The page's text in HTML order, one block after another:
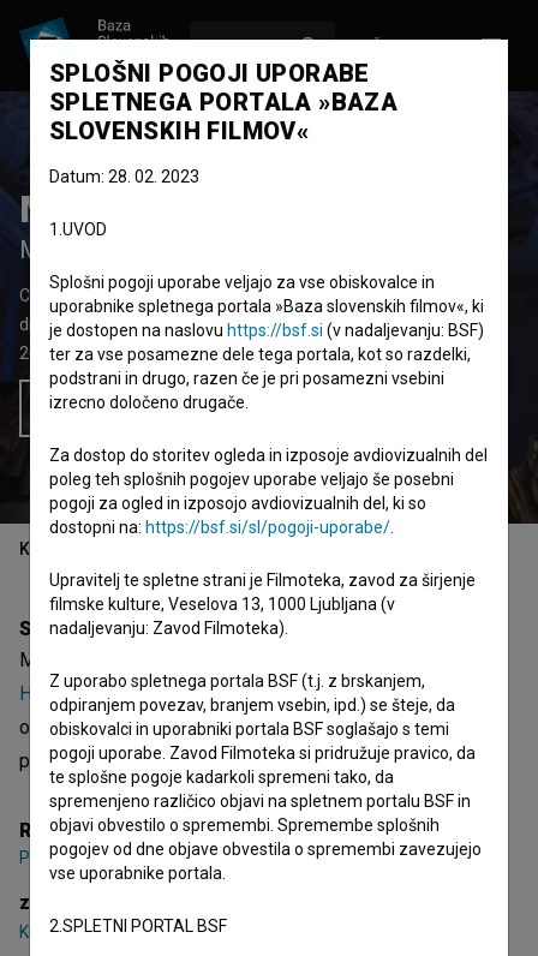
Modelář
Modelar
Celovečerni igrani film
drama
2020
Češka, Slovenija,Slovaška
Želim si ogledati ta film
Kazalo
Sinopsis
Modelář je češki celovečerni igrani film. Nastopajo
Hádek,Jiří Mádl,Veronika Khek Kubarová. Žanrsko je
opredeljen kot drama. Režiser je Petr Zelenka . Nastal je v
produkciji0,7 Km Films.
Režija
Petr Zelenka
zasedba
Kryštof Hádek ,Jiří Mádl,Veronika Khek Kubarová
SPLOŠNI POGOJI UPORABE
SPLETNEGA PORTALA »BAZA
SLOVENSKIH FILMOV«
Datum: 28. 02. 2023
1.UVOD
Splošni pogoji uporabe veljajo za vse obiskovalce in
uporabnike spletnega portala »Baza slovenskih filmov«, ki
je dostopen na naslovu https://bsf.si (v nadaljevanju: BSF)
ter za vse posamezne dele tega portala, kot so razdelki,
podstrani in drugo, razen če je pri posamezni vsebini
izrecno določeno drugače.
Za dostop do storitev ogleda in izposoje avdiovizualnih del
poleg teh splošnih pogojev uporabe veljajo še posebni
pogoji za ogled in izposojo avdiovizualnih del, ki so
dostopni na: https://bsf.si/sl/pogoji-uporabe/
Upravitelj te spletne strani je Filmoteka, zavod za širjenje
filmske kulture, Veselova 13, 1000 Ljubljana (v
nadaljevanju: Zavod Filmoteka).
Z uporabo spletnega portala BSF (t.j. z brskanjem,
odpiranjem povezav, branjem vsebin, ipd.) se šteje, da
obiskovalci in uporabniki portala BSF soglašajo s temi
pogoji uporabe. Zavod Filmoteka si pridružuje pravico, da
te splošne pogoje kadarkoli spremeni tako, da
spremenjeno različico objavi na spletnem portalu BSF in
objavi obvestilo o spremembi. Spremembe splošnih
pogojev od dne objave obvestila o spremembi zavezujejo
vse uporabnike portala.
2.SPLETNI PORTAL BSF